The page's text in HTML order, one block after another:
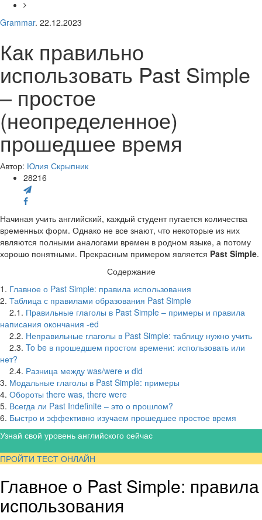
Grammar. 22.12.2023
Как правильно
использовать Past Simple
– простое
(неопределенное)
прошедшее время
Автор: Юлия Скрыпник
28216
Начиная учить английский, каждый студент пугается количества
временных форм. Однако не все знают, что некоторые из них
являются полными аналогами времен в родном языке, а потому
хорошо понятными. Прекрасным примером является Past Simple.
Содержание
1. Главное о Past Simple: правила использования
2. Таблица с правилами образования Past Simple
2.1. Правильные глаголы в Past Simple – примеры и правила
написания окончания -ed
2.2. Неправильные глаголы в Past Simple: таблицу нужно учить
2.3. To be в прошедшем простом времени: использовать или
нет?
2.4. Разница между was/were и did
3. Модальные глаголы в Past Simple: примеры
4. Обороты there was, there were
5. Всегда ли Past Indefinite – это о прошлом?
6. Быстро и эффективно изучаем прошедшее простое время
Узнай свой уровень английского сейчас
ПРОЙТИ ТЕСТ ОНЛАЙН
Главное о Past Simple: правила
использования